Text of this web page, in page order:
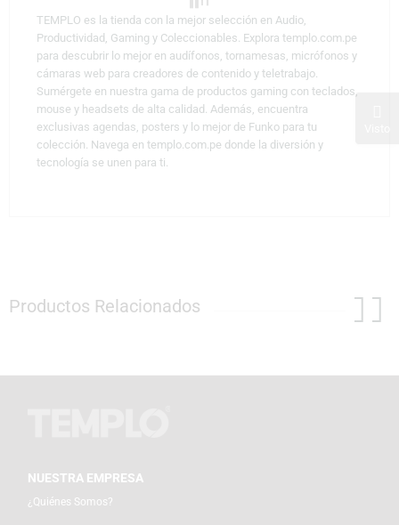
TEMPLO es la tienda con la mejor selección en Audio,
Productividad, Gaming y Coleccionables. Explora templo.com.pe
para descubrir lo mejor en audífonos, tornamesas, micrófonos y
cámaras web para creadores de contenido y teletrabajo.
Sumérgete en nuestra gama de productos gaming con teclados,
mouse y headsets de alta calidad. Además, encuentra
exclusivas agendas, posters y lo mejor de Funko para tu
colección. Navega en templo.com.pe donde la diversión y
tecnología se unen para ti.
Productos Relacionados
NUESTRA EMPRESA
¿Quiénes Somos?